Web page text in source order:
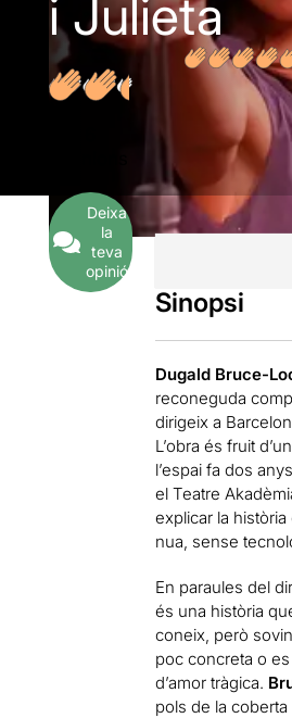
i Julieta
Deixa
la
teva
opinió
Sinopsi
Dugald Bruce-
reconeguda
dirigeix a
L’obra és fruit
l’espai fa dos
el Teatre
explicar la
nua, sense
En paraules del
és una història
coneix, però
poc concreta o
d’amor tràgica.
pols de la coberta